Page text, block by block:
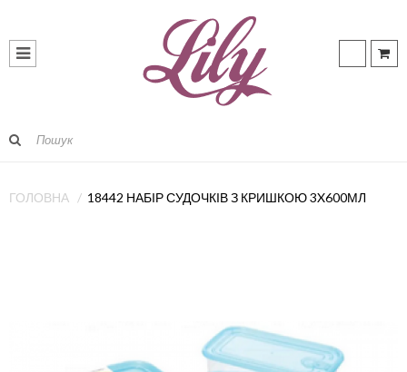
ГОЛОВНА 18442 НАБІР СУДОЧКІВ З КРИШКОЮ 3X600МЛ